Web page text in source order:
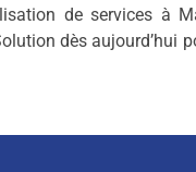
de services à
dès aujourd’hui